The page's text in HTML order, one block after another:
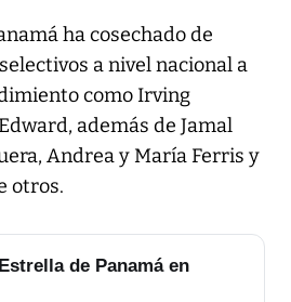
ha cosechado de
a nivel nacional a
como Irving
además de Jamal
Andrea y María Ferris y
otros.
de Panamá en